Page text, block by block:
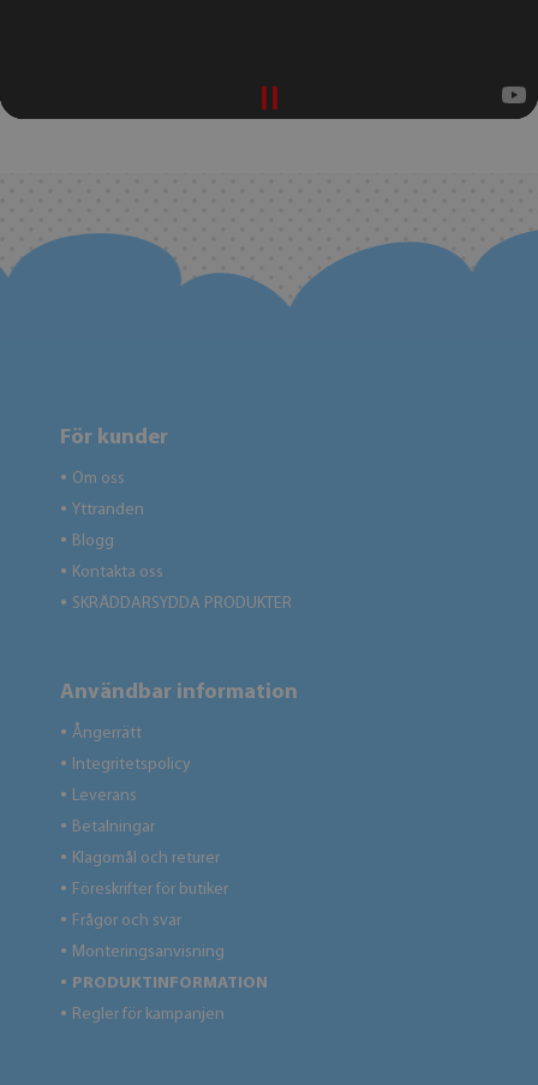
För kunder
● Om oss
● Yttranden
● Blogg
● Kontakta oss
● SKRÄDDARSYDDA PRODUKTER
Användbar information
● Ångerrätt
● Integritetspolicy
● Leverans
● Betalningar
● Klagomål och returer
● Föreskrifter för butiker
● Frågor och svar
● Monteringsanvisning
● PRODUKTINFORMATION
● Regler för kampanjen